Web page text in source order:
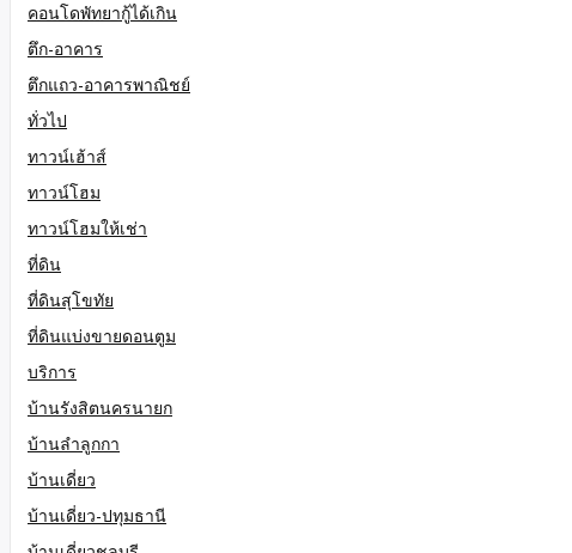
คอนโดพัทยากู้ได้เกิน
ตึก-อาคาร
ตึกแถว-อาคารพาณิชย์
ทั่วไป
ทาวน์เฮ้าส์
ทาวน์โฮม
ทาวน์โฮมให้เช่า
ที่ดิน
ที่ดินสุโขทัย
ที่ดินแบ่งขายดอนตูม
บริการ
บ้านรังสิตนครนายก
บ้านลำลูกกา
บ้านเดี่ยว
บ้านเดี่ยว-ปทุมธานี